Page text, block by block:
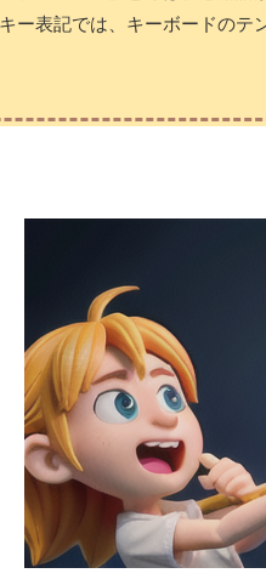
ー表記では、キーボードのテ